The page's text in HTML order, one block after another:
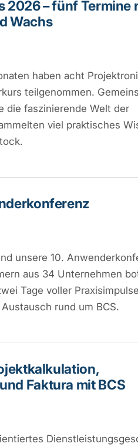
2026 – fünf Termine
Wachs
haben acht
teilgenommen.
die faszinierende Welt der
viel praktisches
unsere 10.
aus 34 Unternehmen
Tage voller
rund um BCS.
Faktura mit BCS